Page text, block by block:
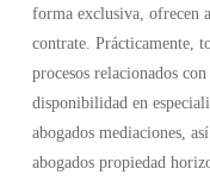
forma exclusiva, ofrecen
contrate. Prácticamente,
procesos relacionados
disponibilidad en
abogados mediaciones,
abogados propiedad